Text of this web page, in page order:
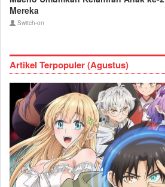
Mereka
Switch-on
Artikel Terpopuler (Agustus)